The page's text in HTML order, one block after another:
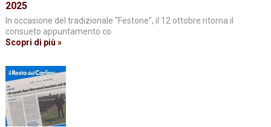
2025
In occasione del tradizionale “Festone”, il 12 ottobre ritorna il
consueto appuntamento co
Scopri di più »